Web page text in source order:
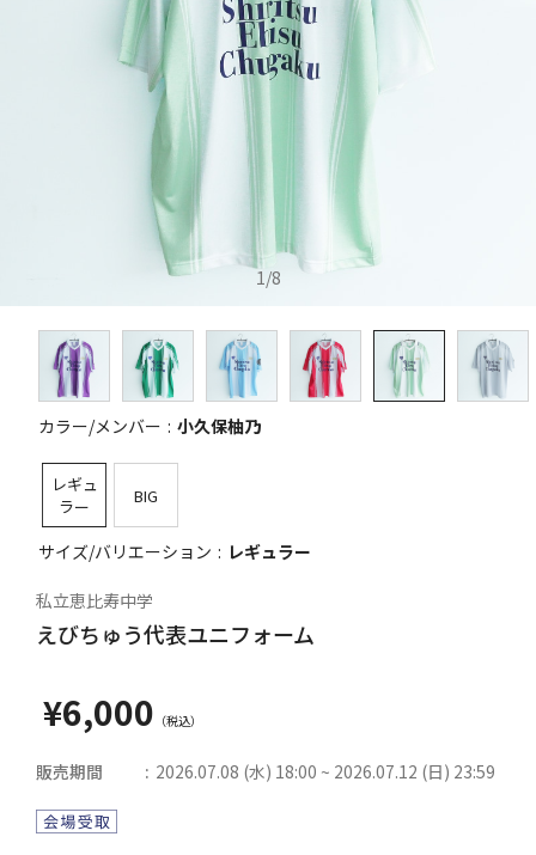
1/8
カラー/メンバー 小久保柚乃
レギュ
ラー
BIG
サイズ/バリエーション レギュラー
私立恵比寿中学
えびちゅう代表ユニフォーム
¥6,000
販売期間 2026.07.08 (水) 18:00 ~ 2026.07.12 (日) 23:59